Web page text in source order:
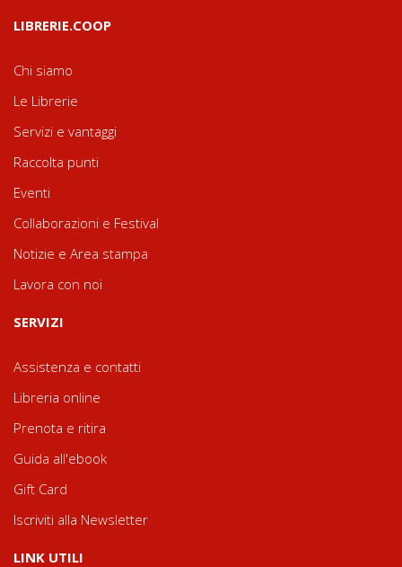
LIBRERIE.COOP
Chi siamo
Le Librerie
Servizi e vantaggi
Raccolta punti
Eventi
Collaborazioni e Festival
Notizie e Area stampa
Lavora con noi
SERVIZI
Assistenza e contatti
Libreria online
Prenota e ritira
Guida all'ebook
Gift Card
Iscriviti alla Newsletter
LINK UTILI